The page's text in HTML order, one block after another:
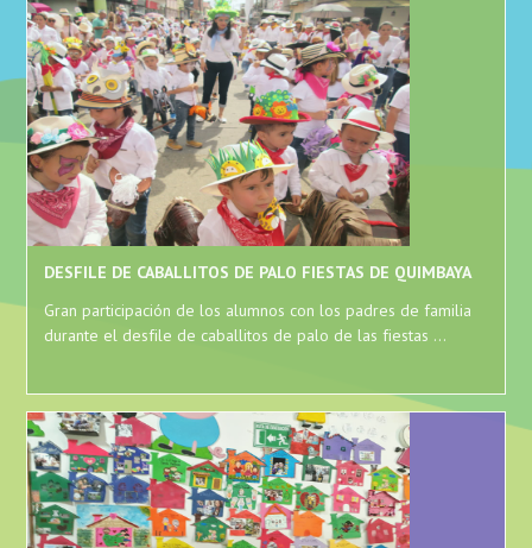
DESFILE DE CABALLITOS DE PALO FIESTAS DE QUIMBAYA
Gran participación de los alumnos con los padres de familia
durante el desfile de caballitos de palo de las fiestas ...